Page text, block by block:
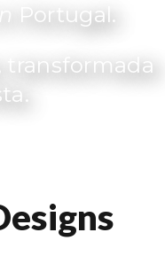
Portugal.
transformada